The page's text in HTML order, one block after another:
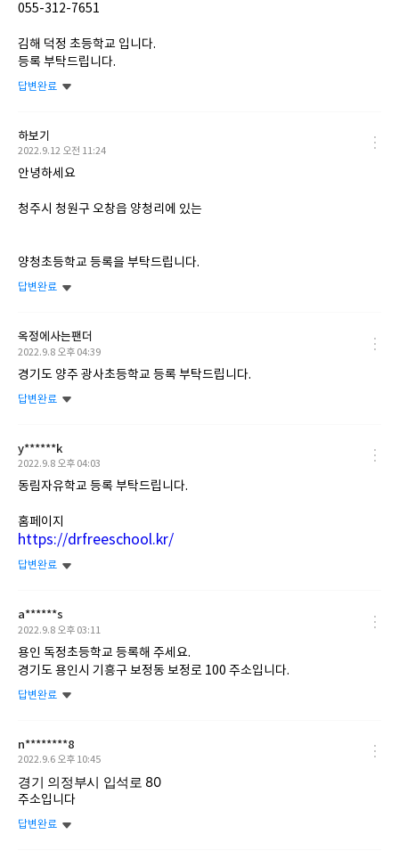
055-312-7651
김해 덕정 초등학교 입니다.
등록 부탁드립니다.
답변완료
하보기
작
일
2022.9.12 오전 11:24
안녕하세요
청주시 청원구 오창읍 양청리에 있는
양청초등학교 등록을 부탁드립니다.
답변완료
옥정에사는팬더
작
일
2022.9.8 오후 04:39
경기도 양주 광사초등학교 등록 부탁드립니다.
답변완료
y******k
작
일
2022.9.8 오후 04:03
동림자유학교 등록 부탁드립니다.
홈페이지
https://drfreeschool.kr/
답변완료
a******s
작
일
2022.9.8 오후 03:11
용인 독정초등학교 등록해 주세요.
경기도 용인시 기흥구 보정동 보정로 100 주소입니다.
답변완료
n********8
작
일
2022.9.6 오후 10:45
경기 의정부시 입석로 80
주소입니다
답변완료